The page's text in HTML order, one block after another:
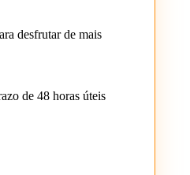
desfrutar de mais
de 48 horas úteis